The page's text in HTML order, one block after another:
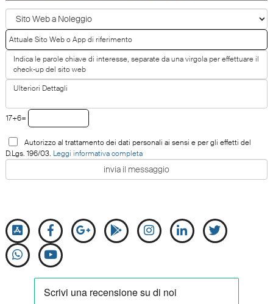
17+6=
Autorizzo al trattamento dei dati personali ai sensi e per gli effetti del
D.Lgs. 196/03. Leggi informativa completa